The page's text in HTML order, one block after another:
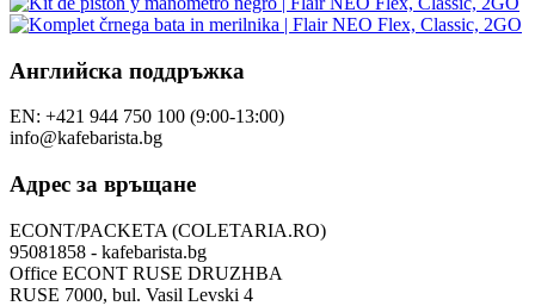
Английска поддръжка
EN: +421 944 750 100 (9:00-13:00)
info@kafebarista.bg
Адрес за връщане
ECONT/PACKETA (COLETARIA.RO)
95081858 - kafebarista.bg
Office ECONT RUSE DRUZHBA
RUSE 7000, bul. Vasil Levski 4